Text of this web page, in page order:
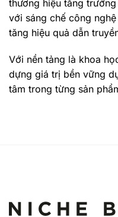
thương hiệu tăng
với sáng chế công
tăng hiệu quả dẫn
Với nền tảng là khoa
dựng giá trị bền vững
tâm trong từng sản